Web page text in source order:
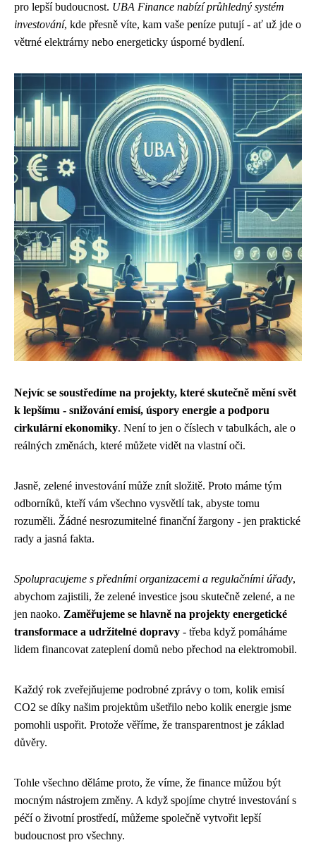
pro lepší budoucnost. UBA Finance nabízí průhledný systém
investování, kde přesně víte, kam vaše peníze putují - ať už jde o
větrné elektrárny nebo energeticky úsporné bydlení.
Nejvíc se soustředíme na projekty, které skutečně mění svět
k lepšímu - snižování emisí, úspory energie a podporu
cirkulární ekonomiky. Není to jen o číslech v tabulkách, ale o
reálných změnách, které můžete vidět na vlastní oči.
Jasně, zelené investování může znít složitě. Proto máme tým
odborníků, kteří vám všechno vysvětlí tak, abyste tomu
rozuměli. Žádné nesrozumitelné finanční žargony - jen praktické
rady a jasná fakta.
Spolupracujeme s předními organizacemi a regulačními úřady,
abychom zajistili, že zelené investice jsou skutečně zelené, a ne
jen naoko. Zaměřujeme se hlavně na projekty energetické
transformace a udržitelné dopravy - třeba když pomáháme
lidem financovat zateplení domů nebo přechod na elektromobil.
Každý rok zveřejňujeme podrobné zprávy o tom, kolik emisí
CO2 se díky našim projektům ušetřilo nebo kolik energie jsme
pomohli uspořit. Protože věříme, že transparentnost je základ
důvěry.
Tohle všechno děláme proto, že víme, že finance můžou být
mocným nástrojem změny. A když spojíme chytré investování s
péčí o životní prostředí, můžeme společně vytvořit lepší
budoucnost pro všechny.